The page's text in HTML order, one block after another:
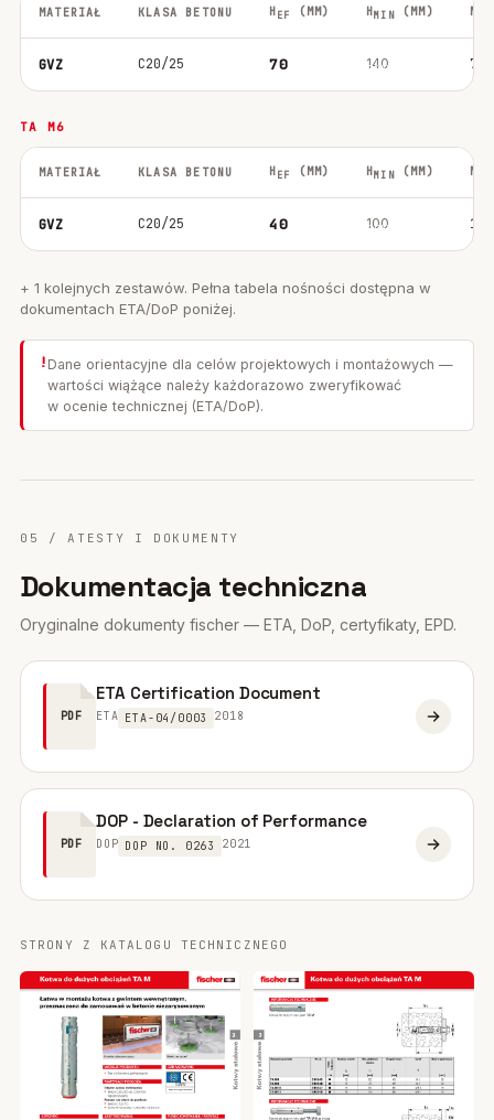
MATERIAŁ KLASA BETONU H EF (MM) HMIN(MM) M
GVZ C20/25 70 140 75
TA M6
MATERIAŁ KLASA BETONU H EF (MM) HMIN(MM) M
GVZ C20/25 40 100 10
+ 1 kolejnych zestawów. Pełna tabela nośności dostępna w
dokumentach ETA/DoP poniżej.
! Dane orientacyjne dla celów projektowych i montażowych —
wartości wiążące należy każdorazowo zweryfikować
w ocenie technicznej (ETA/DoP).
05 / ATESTY I DOKUMENTY
Dokumentacja techniczna
Oryginalne dokumenty fischer — ETA, DoP, certyfikaty, EPD.
PDF
ETA Certification Document
ETA ETA-04/0003 2018
PDF
DOP - Declaration of Performance
DOP DOP NO. 0263 2021
STRONY Z KATALOGU TECHNICZNEGO